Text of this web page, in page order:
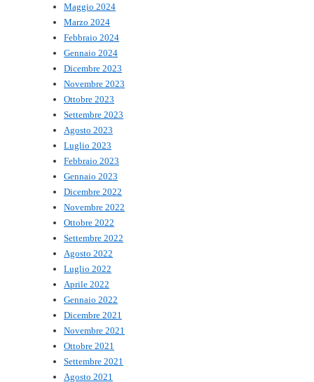
Maggio 2024
Marzo 2024
Febbraio 2024
Gennaio 2024
Dicembre 2023
Novembre 2023
Ottobre 2023
Settembre 2023
Agosto 2023
Luglio 2023
Febbraio 2023
Gennaio 2023
Dicembre 2022
Novembre 2022
Ottobre 2022
Settembre 2022
Agosto 2022
Luglio 2022
Aprile 2022
Gennaio 2022
Dicembre 2021
Novembre 2021
Ottobre 2021
Settembre 2021
Agosto 2021